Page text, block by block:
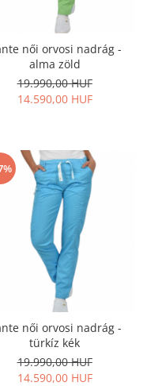
női orvosi nadrág -
alma zöld
19.990,00 HUF
14.590,00 HUF
női orvosi nadrág -
türkíz kék
19.990,00 HUF
14.590,00 HUF